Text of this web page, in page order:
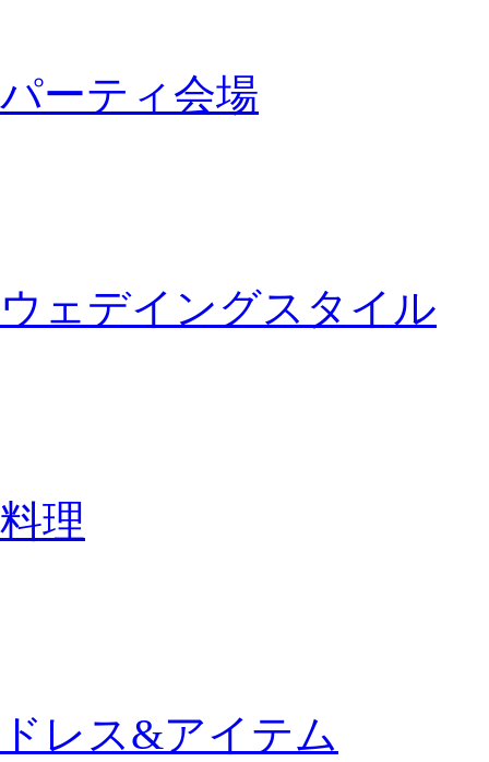
パーティ会場
ウェデイングスタイル
料理
ドレス&アイテム